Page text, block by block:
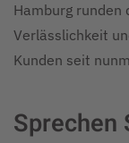
Hamburg runden
Verlässlichkeit
Kunden seit
Sprechen